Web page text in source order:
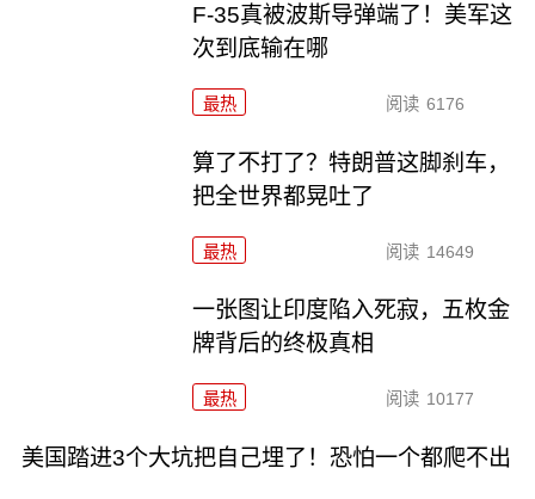
F-35真被波斯导弹端了！美军这
次到底输在哪
最热 阅读 6176
算了不打了？特朗普这脚刹车，
把全世界都晃吐了
最热 阅读 14649
一张图让印度陷入死寂，五枚金
牌背后的终极真相
最热 阅读 10177
美国踏进3个大坑把自己埋了！恐怕一个都爬不出